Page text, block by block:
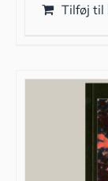
Tilføj til